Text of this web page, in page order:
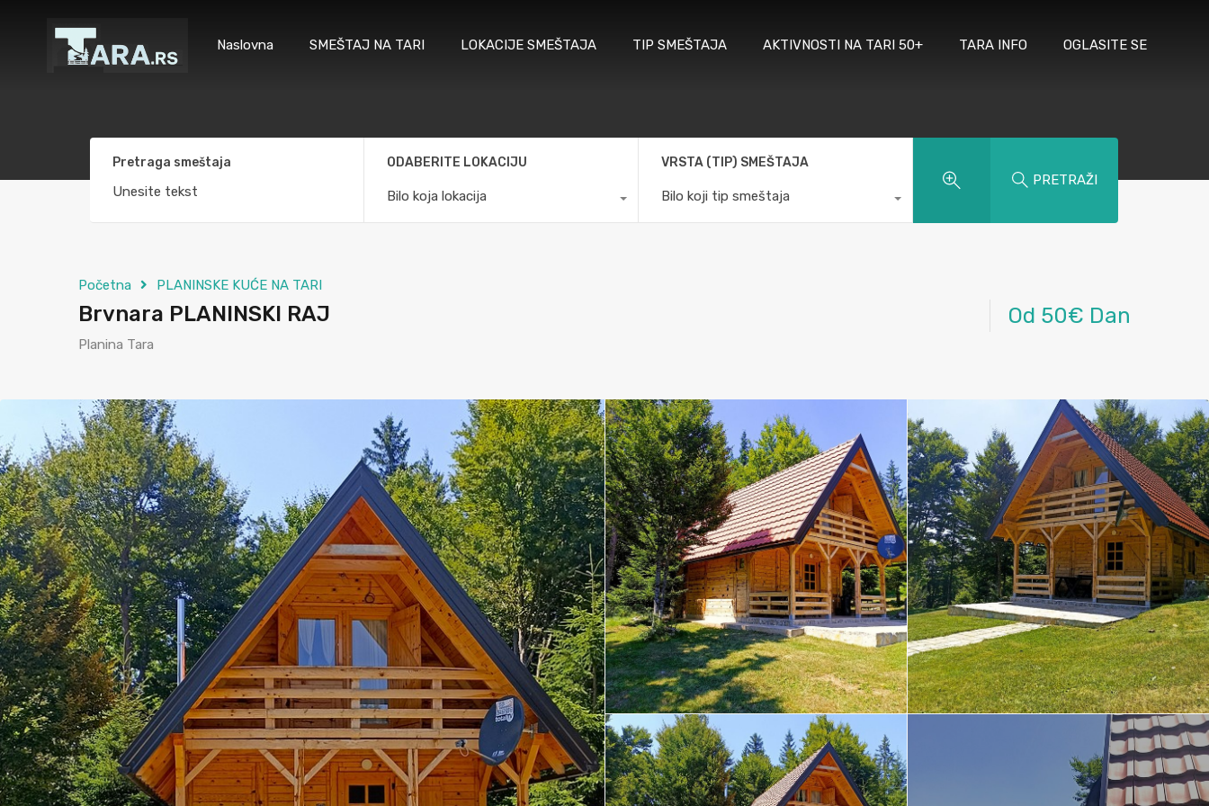
Naslovna SMEŠTAJ NA TARI LOKACIJE SMEŠTAJA TIP SMEŠTAJA AKTIVNOSTI NA TARI 50+ TARA INFO OGLASITE SE
Pretraga smeštaja ODABERITE LOKACIJU
Bilo koja lokacija
VRSTA (TIP) SMEŠTAJA
Bilo koji tip smeštaja
PRETRAŽI
Početna PLANINSKE KUĆE NA TARI
Brvnara PLANINSKI RAJ
Planina Tara
Od 50€ Dan